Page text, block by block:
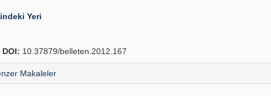
Yeri
DOI: 10.37879/belleten.2012.167
Makaleler